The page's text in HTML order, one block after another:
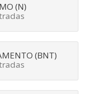
(N)
(BNT)